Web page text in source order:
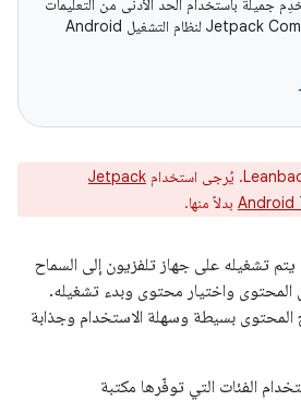
جميلة باستخدام الحد الأدنى من التعليمات
البرمجية باستخدام Jetpack Compose لنظام التشغيل Android
Jetpack
بدلاً منها.
تشغيله على جهاز تلفزيون إلى السماح
واختيار محتوى وبدء تشغيله.
بسيطة وسهلة الاستخدام وجذابة
الفئات التي توفّرها مكتبة